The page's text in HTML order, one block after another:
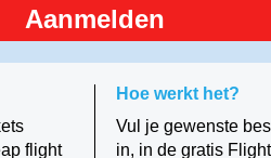
Aanmelden
flight
Hoe werkt het?
Vul je gewenste
in, in de gratis